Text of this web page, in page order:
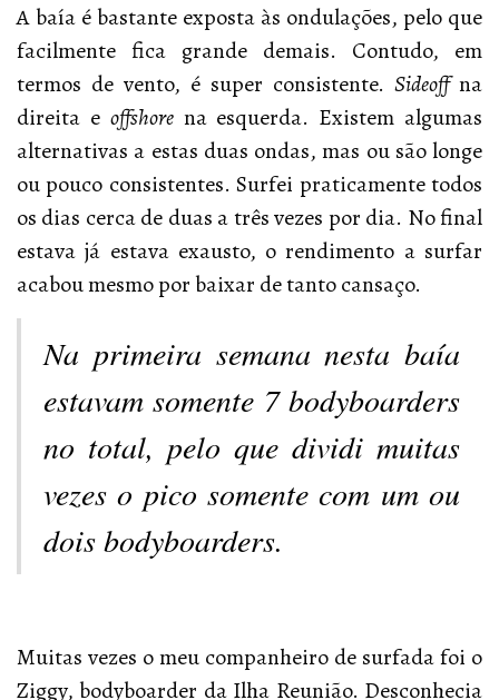
A baía é bastante exposta às ondulações, pelo que
facilmente fica grande demais. Contudo, em
termos de vento, é super consistente. Sideoffna
direita e offshorena esquerda. Existem algumas
alternativas a estas duas ondas, mas ou são longe
ou pouco consistentes. Surfei praticamente todos
os dias cerca de duas a três vezes por dia. No final
estava já estava exausto, o rendimento a surfar
acabou mesmo por baixar de tanto cansaço.
Na primeira semana nesta baía
estavam somente 7 bodyboarders
no total, pelo que dividi muitas
vezes o pico somente com um ou
dois bodyboarders.
Muitas vezes o meu companheiro de surfada foi o
Ziggy, bodyboarder da Ilha Reunião. Desconhecia